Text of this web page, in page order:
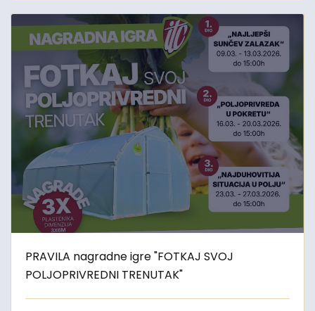
PRAVILA nagradne igre "FOTKAJ SVOJ
POLJOPRIVREDNI TRENUTAK"